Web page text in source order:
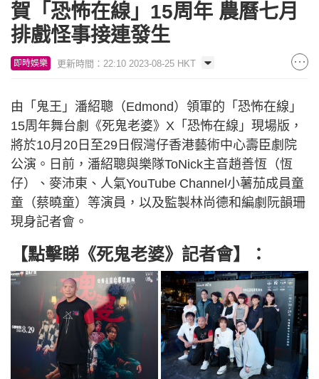
賀「恐怖在線」15周年 農曆七月
排戲怪事接連發生
即時娛樂 更新時間：22:10 2023-08-25 HKT
由「鬼王」潘紹聰（Edmond）領軍的「恐怖在線」
15周年舞台劇《死鬼老婆》X「恐怖在線」現場版，
將於10月20日至29日假灣仔香港藝術中心壽臣劇院
公演。日前，潘紹聰與樂隊ToNick主音趙善恆（恆
仔）、麥沛東、人氣YouTube Channel小薯茄成員童
童（蔡曉童）等演員，以及監製林尚德和編劇阮韻珊
現身記者會。
【點擊睇《死鬼老婆》記者會】：